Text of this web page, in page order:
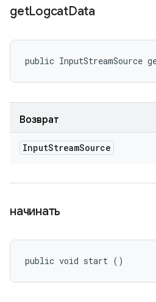
getLogcatData
public InputStreamSource
Возврат
InputStreamSource
начинать
public void start ()